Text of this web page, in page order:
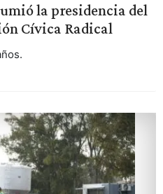
la presidencia del
Cívica Radical